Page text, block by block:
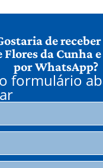
de receber
da Cunha
por WhatsApp?
formulário